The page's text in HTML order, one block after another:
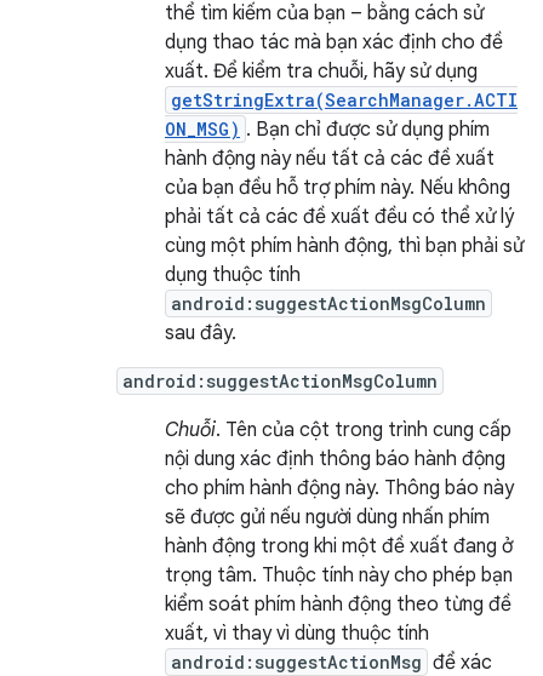
thể tìm kiếm của bạn – bằng cách sử
dụng thao tác mà bạn xác định cho đề
xuất. Để kiểm tra chuỗi, hãy sử dụng
getStringExtra(SearchManager.ACTI
ON_MSG) . Bạn chỉ được sử dụng phím
hành động này nếu tất cả các đề xuất
của bạn đều hỗ trợ phím này. Nếu không
phải tất cả các đề xuất đều có thể xử lý
cùng một phím hành động, thì bạn phải sử
dụng thuộc tính
android:suggestActionMsgColumn
sau đây.
android:suggestActionMsgColumn
Chuỗi. Tên của cột trong trình cung cấp
nội dung xác định thông báo hành động
cho phím hành động này. Thông báo này
sẽ được gửi nếu người dùng nhấn phím
hành động trong khi một đề xuất đang ở
trọng tâm. Thuộc tính này cho phép bạn
kiểm soát phím hành động theo từng đề
xuất, vì thay vì dùng thuộc tính
android:suggestActionMsg để xác